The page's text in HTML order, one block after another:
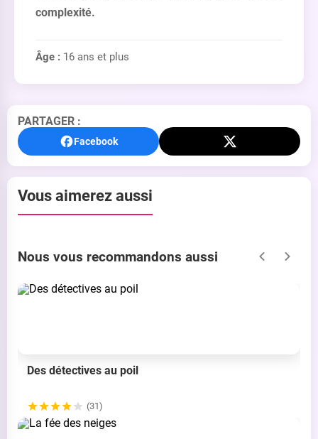
complexité.
Âge : 16 ans et plus
PARTAGER :
Facebook
Vous aimerez aussi
Nous vous recommandons aussi
Des détectives au poil
(31)